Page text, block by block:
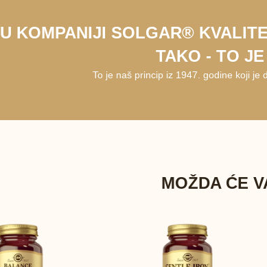
U KOMPANIJI SOLGAR®
TAKO - TO
To je naš princip iz 1947. godine koji je
MOŽDA ĆE